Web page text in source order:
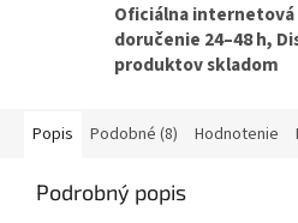
Oficiálna internetová
doručenie 24–48 h,
produktov skladom
Popis Podobné (8) Hodnotenie
Podrobný popis